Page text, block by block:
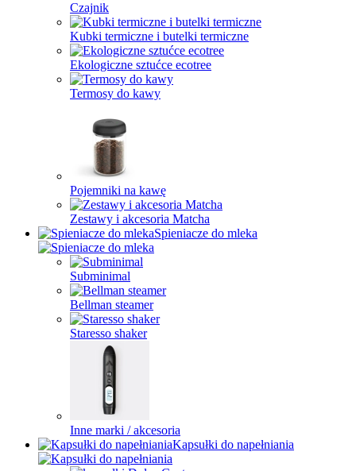
Czajnik
Kubki termiczne i butelki termiczne
Ekologiczne sztućce ecotree
Termosy do kawy
Pojemniki na kawę
Zestawy i akcesoria Matcha
Spieniacze do mleka
Subminimal
Bellman steamer
Staresso shaker
Inne marki / akcesoria
Kapsułki do napełniania